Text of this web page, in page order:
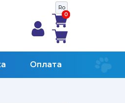
Ro
0
0
Оплата